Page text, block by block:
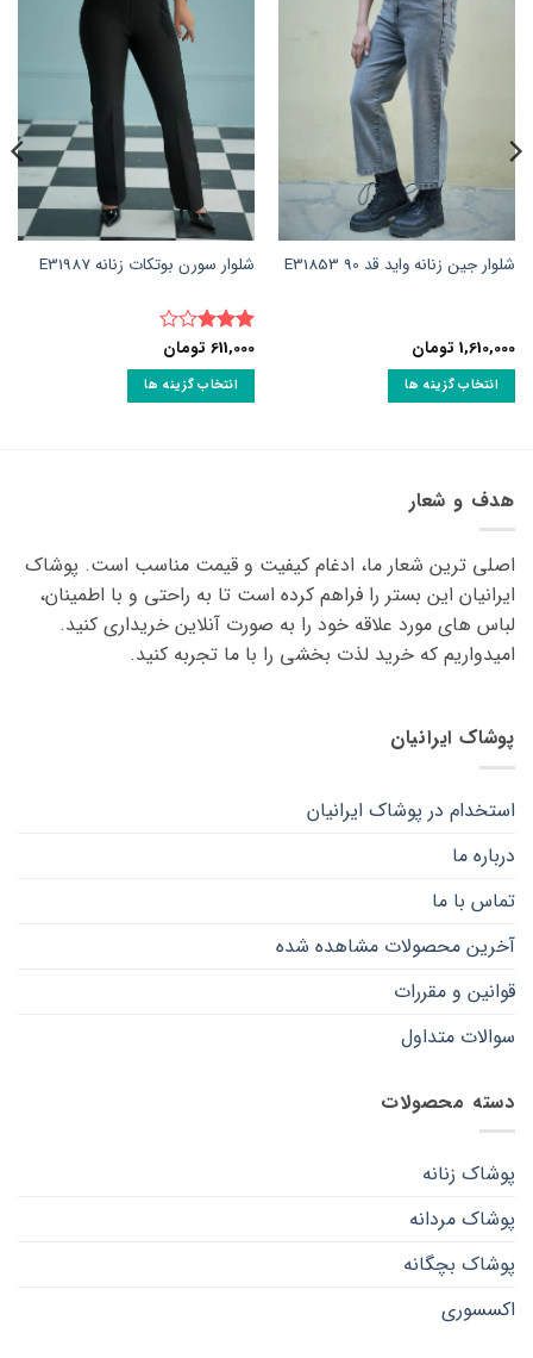
شلوار جین زنانه واید قد 90 E31853
1,610,000 تومان
انتخاب گزینه ها
انواع
مختلفی
می
باشد.
گزینه
ها
ممکن
است
محصول
انتخاب
شلوار سورن بوتکات زنانه E31987
نمره 3
از 5
611,000 تومان
انتخاب گزینه ها
باشد.
گزینه
ممکن
است
هدف و شعار
اصلی ترین شعار ما، ادغام کیفیت و قیمت مناسب است. پوشاک
ایرانیان این بستر را فراهم کرده است تا به راحتی و با اطمینان،
لباس های مورد علاقه ‌خود را به صورت آنلاین خریداری کنید.
امیدواریم که خرید لذت ‌بخشی را با ما تجربه کنید.
پوشاک ایرانیان
استخدام در پوشاک ایرانیان
درباره ما
تماس با ما
آخرین محصولات مشاهده شده
قوانین و مقررات
سوالات متداول
دسته محصولات
پوشاک زنانه
پوشاک مردانه
پوشاک بچگانه
اکسسوری